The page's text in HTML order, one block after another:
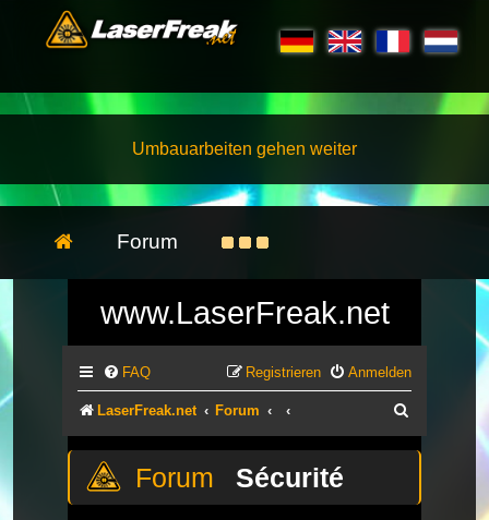
Umbauarbeiten gehen weiter
Forum
www.LaserFreak.net
FAQ Anmelden
Registrieren
LaserFreak.net Forum
Sécurité